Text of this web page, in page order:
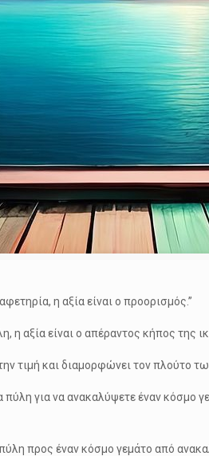
η αξία είναι ο προορισμός.”
η αξία είναι ο απέραντος κήπος της
τιμή και διαμορφώνει τον πλούτο
πύλη για να ανακαλύψετε έναν κόσμο
πύλη προς έναν κόσμο γεμάτο από